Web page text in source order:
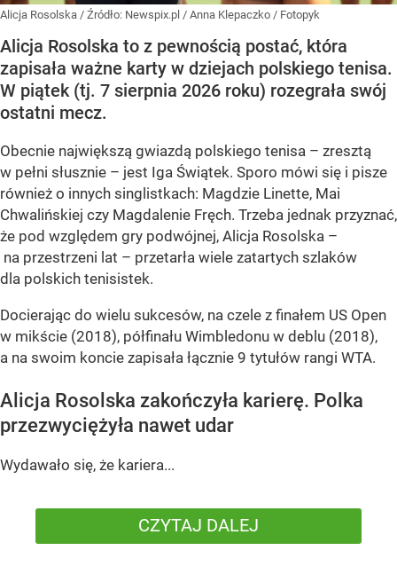
Alicja Rosolska / Źródło: Newspix.pl / Anna Klepaczko / Fotopyk
Alicja Rosolska to z pewnością postać, która
zapisała ważne karty w dziejach polskiego tenisa.
W piątek (tj. 7 sierpnia 2026 roku) rozegrała swój
ostatni mecz.
Obecnie największą gwiazdą polskiego tenisa – zresztą
w pełni słusznie – jest Iga Świątek. Sporo mówi się i pisze
również o innych singlistkach: Magdzie Linette, Mai
Chwalińskiej czy Magdalenie Fręch. Trzeba jednak przyznać,
że pod względem gry podwójnej, Alicja Rosolska –
na przestrzeni lat – przetarła wiele zatartych szlaków
dla polskich tenisistek.
Docierając do wielu sukcesów, na czele z finałem US Open
w mikście (2018), półfinału Wimbledonu w deblu (2018),
a na swoim koncie zapisała łącznie 9 tytułów rangi WTA.
Alicja Rosolska zakończyła karierę. Polka
przezwyciężyła nawet udar
Wydawało się, że kariera...
CZYTAJ DALEJ